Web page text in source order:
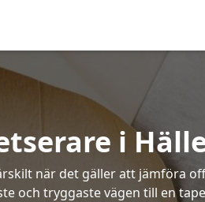
i
när det gäller att jämföra
och tryggaste vägen till en